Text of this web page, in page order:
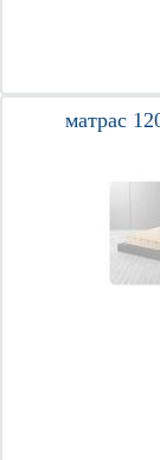
матрас